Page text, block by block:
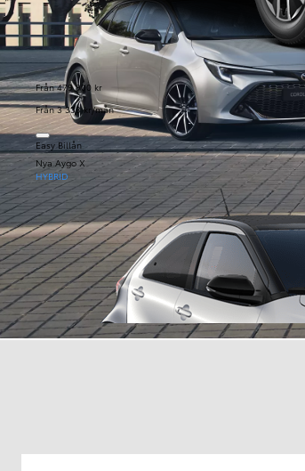
Från 479 900 kr
Från 3 333 kr/mån
Easy Billån
Nya Aygo X
HYBRID